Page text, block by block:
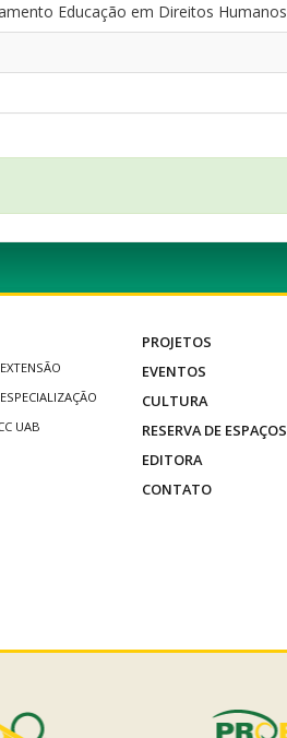
Educação em Direitos Humanos
UAB
PROJETOS
EVENTOS
CULTURA
RESERVA DE ESPAÇOS
EDITORA
CONTATO